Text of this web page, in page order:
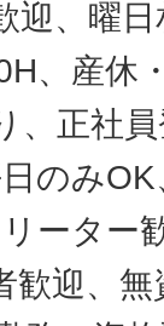
迎、曜
、産休
、正社
のみ
ーター
歓迎、